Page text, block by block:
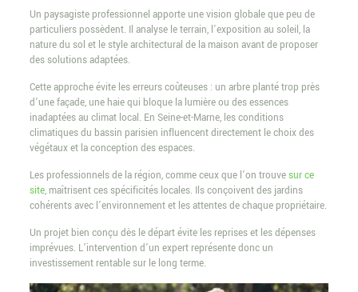
Un paysagiste professionnel apporte une vision globale que peu de
particuliers possèdent. Il analyse le terrain, l’exposition au soleil, la
nature du sol et le style architectural de la maison avant de proposer
des solutions adaptées.
Cette approche évite les erreurs coûteuses : un arbre planté trop près
d’une façade, une haie qui bloque la lumière ou des essences
inadaptées au climat local. En Seine-et-Marne, les conditions
climatiques du bassin parisien influencent directement le choix des
végétaux et la conception des espaces.
Les professionnels de la région, comme ceux que l’on trouvesur ce
site, maîtrisent ces spécificités locales. Ils conçoivent des jardins
cohérents avec l’environnement et les attentes de chaque propriétaire.
Un projet bien conçu dès le départ évite les reprises et les dépenses
imprévues. L’intervention d’un expert représente donc un
investissement rentable sur le long terme.